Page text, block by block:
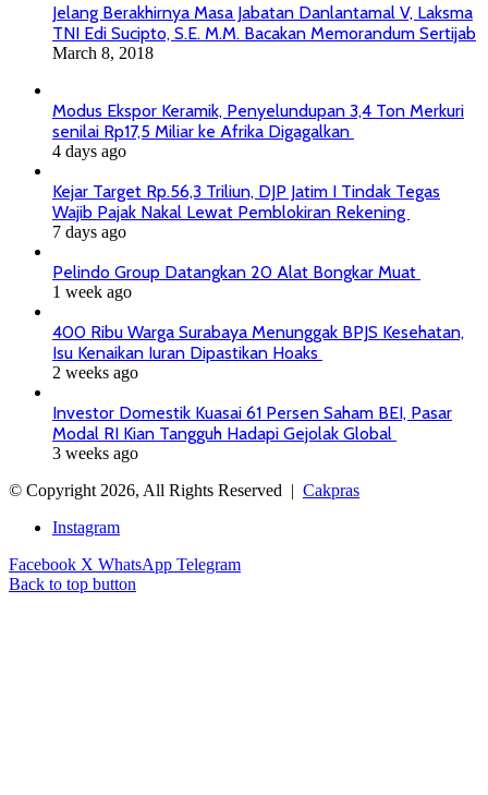
Jelang Berakhirnya Masa Jabatan Danlantamal V, Laksma
TNI Edi Sucipto, S.E. M.M. Bacakan Memorandum Sertijab
March 8, 2018
Modus Ekspor Keramik, Penyelundupan 3,4 Ton Merkuri
senilai Rp17,5 Miliar ke Afrika Digagalkan
4 days ago
Kejar Target Rp.56,3 Triliun, DJP Jatim I Tindak Tegas
Wajib Pajak Nakal Lewat Pemblokiran Rekening
7 days ago
Pelindo Group Datangkan 20 Alat Bongkar Muat
1 week ago
400 Ribu Warga Surabaya Menunggak BPJS Kesehatan,
Isu Kenaikan Iuran Dipastikan Hoaks
2 weeks ago
Investor Domestik Kuasai 61 Persen Saham BEI, Pasar
Modal RI Kian Tangguh Hadapi Gejolak Global
3 weeks ago
© Copyright 2026, All Rights Reserved | Cakpras
Instagram
Facebook X WhatsApp Telegram
Back to top button